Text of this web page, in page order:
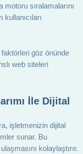
motoru sıralamalarını
göz önünde
web siteleri
İle Dijital
işletmenizin dijital
sunar. Bu
kolaylaştırır.